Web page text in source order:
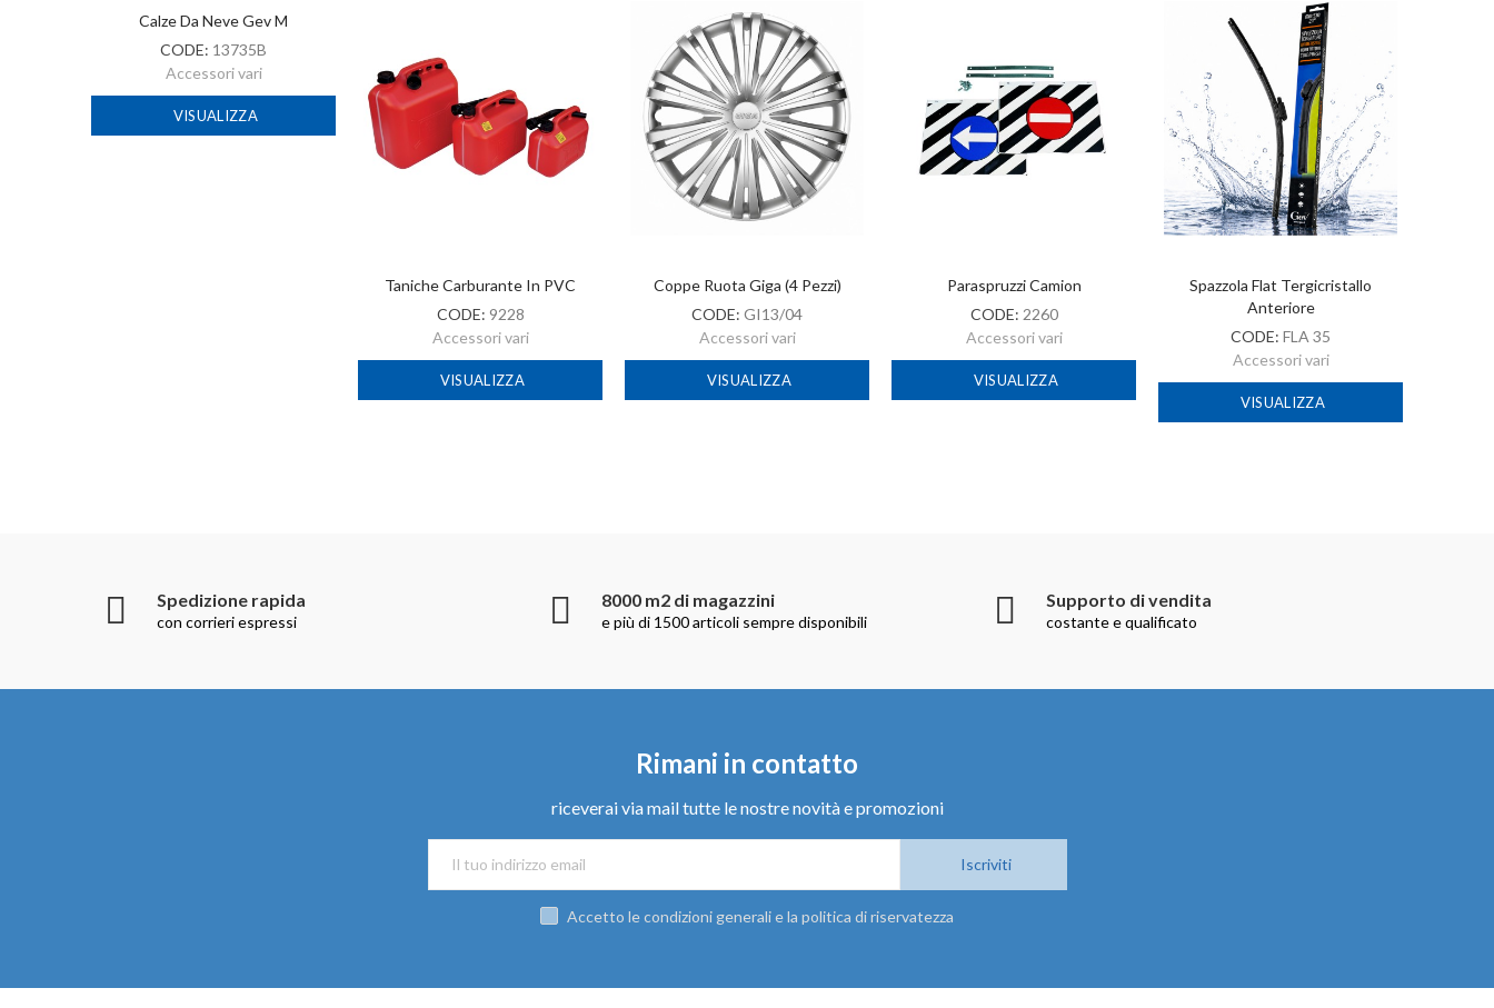
Calze Da Neve Gev M
CODE: 13735B
Accessori vari
VISUALIZZA
Taniche Carburante In PVC
CODE: 9228
Accessori vari
VISUALIZZA
Coppe Ruota Giga (4 Pezzi)
CODE: GI13/04
Accessori vari
VISUALIZZA
Paraspruzzi Camion
CODE: 2260
Accessori vari
VISUALIZZA
Spazzola Flat Tergicristallo
Anteriore
CODE: FLA 35
Accessori vari
VISUALIZZA
Spedizione rapida
con corrieri espressi
8000 m2 di magazzini
e più di 1500 articoli sempre disponibili
Supporto di vendita
costante e qualificato
Rimani in contatto
riceverai via mail tutte le nostre novità e promozioni
Iscriviti
Accetto le condizioni generali e la politica di riservatezza